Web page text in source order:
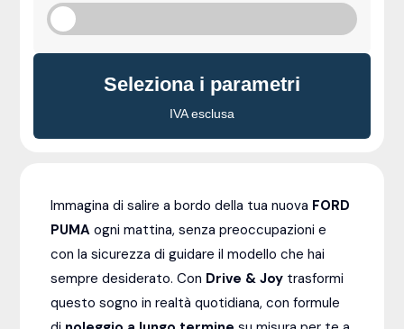
Seleziona i parametri
IVA esclusa
Immagina di salire a bordo della tua nuova FORD
PUMA ogni mattina, senza preoccupazioni e
con la sicurezza di guidare il modello che hai
sempre desiderato. Con Drive & Joy trasformi
questo sogno in realtà quotidiana, con formule